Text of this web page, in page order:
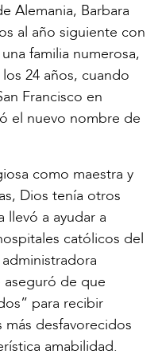
Alemania, Barbara
al año siguiente con
familia numerosa,
24 años, cuando
Francisco en
el nuevo nombre de
como maestra y
Dios tenía otros
llevó a ayudar a
católicos del
de que
para recibir
desfavorecidos
amabilidad.